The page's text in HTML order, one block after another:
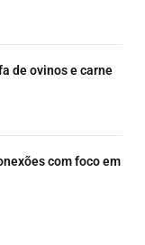
de ovinos e carne
com foco em